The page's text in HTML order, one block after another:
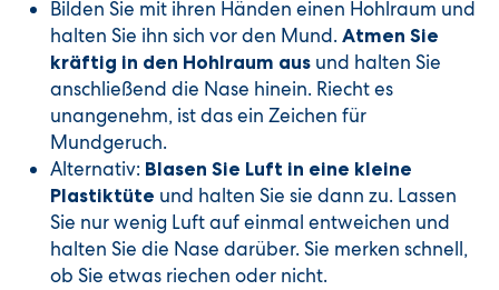
Bilden Sie mit ihren Händen einen Hohlraum und
halten Sie ihn sich vor den Mund. Atmen Sie
kräftig in den Hohlraum aus und halten Sie
anschließend die Nase hinein. Riecht es
unangenehm, ist das ein Zeichen für
Mundgeruch.
Alternativ: Blasen Sie Luft in eine kleine
Plastiktüte und halten Sie sie dann zu. Lassen
Sie nur wenig Luft auf einmal entweichen und
halten Sie die Nase darüber. Sie merken schnell,
ob Sie etwas riechen oder nicht.